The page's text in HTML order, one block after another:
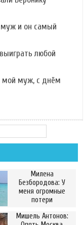
муж и он самый
любой
мой муж, с днём
Милена
Безбородова: У
меня огромные
потери
Мишель Антонов: